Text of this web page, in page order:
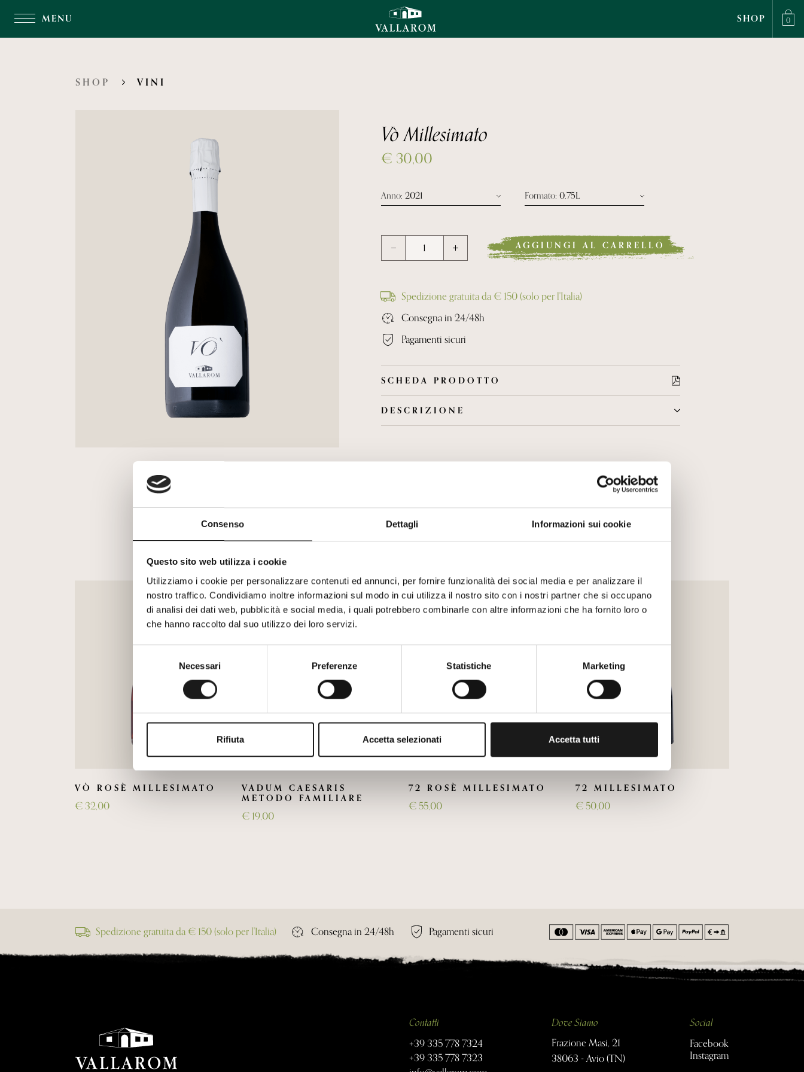
Consenso Dettagli Informazioni sui cookie
Questo sito web utilizza i cookie
Utilizziamo i cookie per personalizzare contenuti ed annunci, per fornire funzionalità dei social media e per analizzare il
nostro traffico. Condividiamo inoltre informazioni sul modo in cui utilizza il nostro sito con i nostri partner che si occupano
di analisi dei dati web, pubblicità e social media, i quali potrebbero combinarle con altre informazioni che ha fornito loro o
che hanno raccolto dal suo utilizzo dei loro servizi.
Necessari Preferenze Statistiche Marketing
Rifiuta Accetta selezionati Accetta tutti
MENU SHOP 0
SHOP VINI
Vò Millesimato
€ 30,00
Anno: 2021 Formato: 0.75L
Formato Magnum 1.5l
AGGIUNGI AL CARRELLO
Spedizione gratuita da € 150 (solo per l'Italia)
Consegna in 24/48h
Pagamenti sicuri
SCHEDA PRODOTTO
DESCRIZIONE
Vino di corpo ed eleganza, profumi di crema pasticcera, gusto fresco,
Potrebbe interessarti anche
VÒ ROSÈ MILLESIMATO
€ 32,00
VADUM CAESARIS
METODO FAMILIARE
€ 19,00
72 ROSÈ MILLESIMATO
€ 55,00
72 MILLESIMATO
€ 50,00
Spedizione gratuita da € 150 (solo per l'Italia) Consegna in 24/48h Pagamenti sicuri
Contatti
+39 335 778 7324
+39 335 778 7323
Dove Siamo
Frazione Masi, 21
38063 - Avio (TN)
Social
Facebook
Instagram